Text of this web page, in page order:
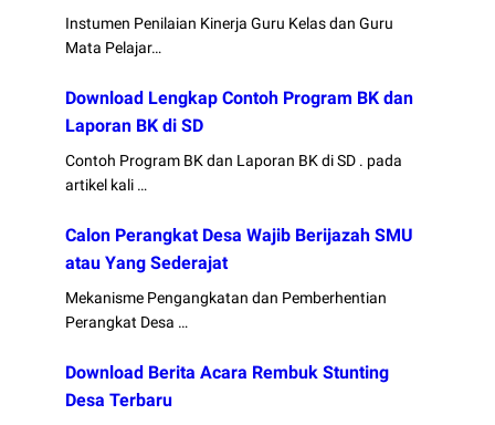
Instumen Penilaian Kinerja Guru Kelas dan Guru
Mata Pelajar…
Download Lengkap Contoh Program BK dan
Laporan BK di SD
Contoh Program BK dan Laporan BK di SD . pada
artikel kali …
Calon Perangkat Desa Wajib Berijazah SMU
atau Yang Sederajat
Mekanisme Pengangkatan dan Pemberhentian
Perangkat Desa …
Download Berita Acara Rembuk Stunting
Desa Terbaru